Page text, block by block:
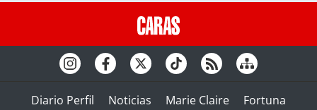
Diario Perfil Noticias Marie Claire
Fortuna